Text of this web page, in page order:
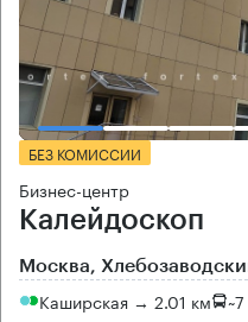
БЕЗ КОМИССИИ
Бизнес-центр
Калейдоскоп
Москва,
Каширская → 2.01 км ~